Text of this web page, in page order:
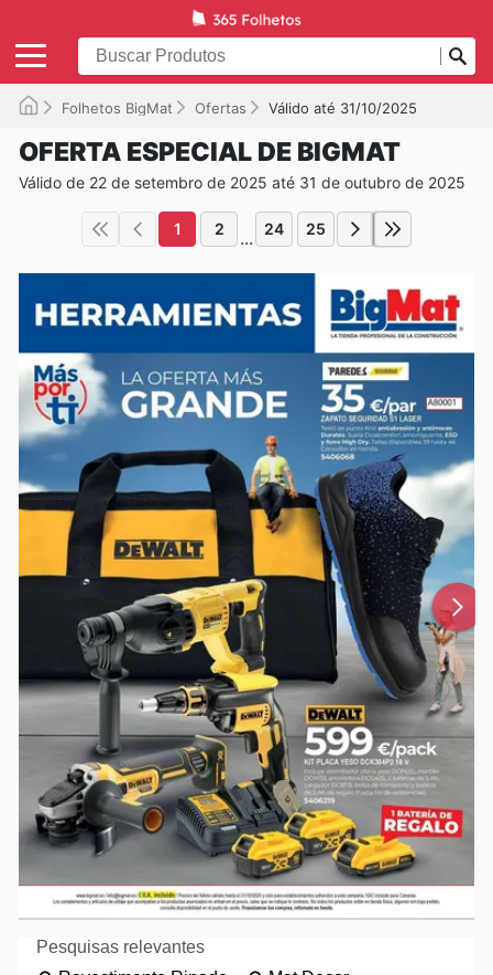
Folhetos BigMat Ofertas Válido até 31/10/2025
OFERTA ESPECIAL DE BIGMAT
Válido de 22 de setembro de 2025 até 31 de outubro de 2025
1 2 ... 24 25